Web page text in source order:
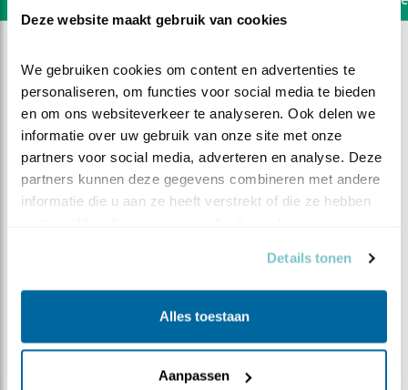
Deze website maakt gebruik van cookies
We gebruiken cookies om content en advertenties te
personaliseren, om functies voor social media te bieden
en om ons websiteverkeer te analyseren. Ook delen we
informatie over uw gebruik van onze site met onze
partners voor social media, adverteren en analyse. Deze
partners kunnen deze gegevens combineren met andere
informatie die u aan ze heeft verstrekt of die ze hebben
Details tonen
Alles toestaan
Aanpassen
DEEL DIT FILMPJE
Even kennismaken